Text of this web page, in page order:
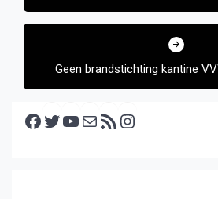
Geen brandstichting kantine
Facebook Twitter YouTube E-mail RSS feed